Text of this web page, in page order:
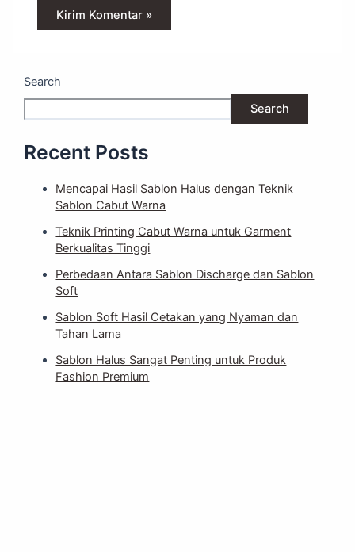
Search
Search
Recent Posts
Mencapai Hasil Sablon Halus dengan Teknik
Sablon Cabut Warna
Teknik Printing Cabut Warna untuk Garment
Berkualitas Tinggi
Perbedaan Antara Sablon Discharge dan Sablon
Soft
Sablon Soft Hasil Cetakan yang Nyaman dan
Tahan Lama
Sablon Halus Sangat Penting untuk Produk
Fashion Premium